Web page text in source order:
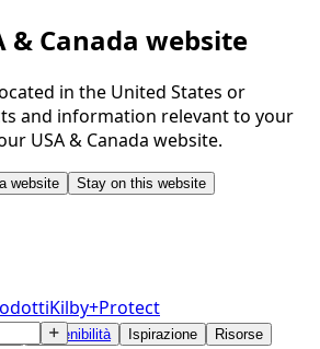
& Canada website
in the United States or
and information relevant to your
USA & Canada website.
website Stay on this website
Kilby+Protect
Sostenibilità Ispirazione
Risorse